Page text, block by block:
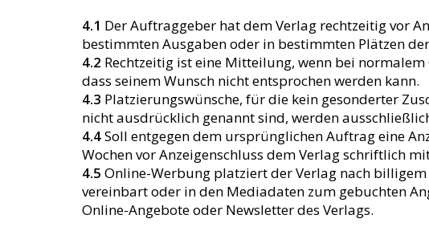
4.1 Der Auftraggeber hat dem Verlag rechtzeitig vor
bestimmten Ausgaben oder in bestimmten Plätzen
4.2 Rechtzeitig ist eine Mitteilung, wenn bei
dass seinem Wunsch nicht entsprochen werden kann.
4.3 Platzierungswünsche, für die kein gesonderter
nicht ausdrücklich genannt sind, werden
4.4Soll entgegen dem ursprünglichen Auftrag eine
Wochen vor Anzeigenschluss dem Verlag schriftlich
4.5 Online-Werbung platziert der Verlag nach
vereinbart oder in den Mediadaten zum gebuchten
Online-Angebote oder Newsletter des Verlags.